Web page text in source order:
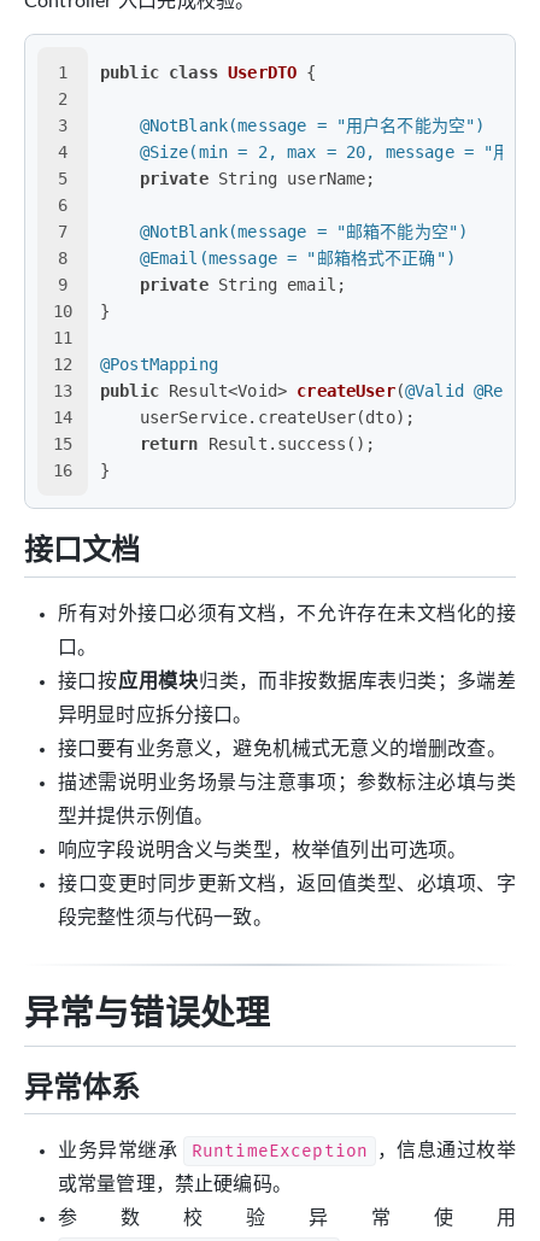
1
2
3
4
5
6
7
8
9
10
11
12
13
14
15
16
public class UserDTO {
@NotBlank(message = "用户名不能为空")
@Size(min = 2, max = 20, message = "用户
private String userName;
@NotBlank(message = "邮箱不能为空")
@Email(message = "邮箱格式不正确")
private String email;
}
@PostMapping
public Result<Void> createUser(@Valid
    userService.createUser(dto);
return Result.success();
}
接口文档
所有对外接口必须有文档，不允许存在未文档化的接
口。
接口按应用模块归类，而非按数据库表归类；多端差
异明显时应拆分接口。
接口要有业务意义，避免机械式无意义的增删改查。
描述需说明业务场景与注意事项；参数标注必填与类
型并提供示例值。
响应字段说明含义与类型，枚举值列出可选项。
接口变更时同步更新文档，返回值类型、必填项、字
段完整性须与代码一致。
异常与错误处理
异常体系
业务异常继承 RuntimeException
，信息通过枚举
或常量管理，禁止硬编码。
参数校验异常使用